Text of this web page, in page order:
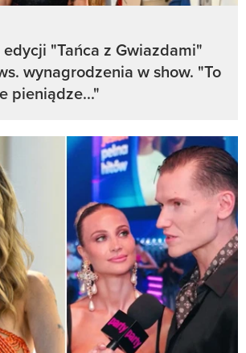
"Tańca z Gwiazdami"
wynagrodzenia w show. "To
pieniądze..."